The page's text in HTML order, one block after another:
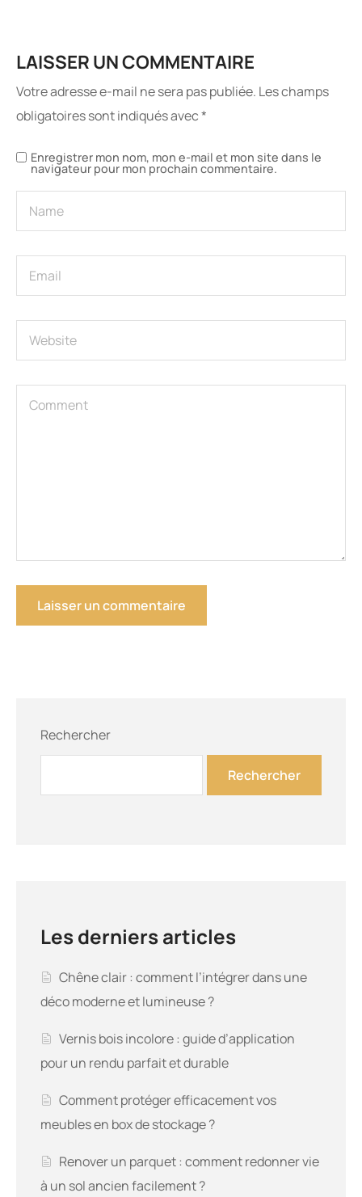
LAISSER UN COMMENTAIRE
Votre adresse e-mail ne sera pas publiée. Les champs
obligatoires sont indiqués avec*
Enregistrer mon nom, mon e-mail et mon site dans le
navigateur pour mon prochain commentaire.
Rechercher
Rechercher
Les derniers articles
Chêne clair : comment l’intégrer dans une
déco moderne et lumineuse ?
Vernis bois incolore : guide d’application
pour un rendu parfait et durable
Comment protéger efficacement vos
meubles en box de stockage ?
Renover un parquet : comment redonner vie
à un sol ancien facilement ?